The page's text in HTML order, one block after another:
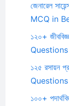
জেনারেল
MCQ in
১২০+
১২৫
১০০+